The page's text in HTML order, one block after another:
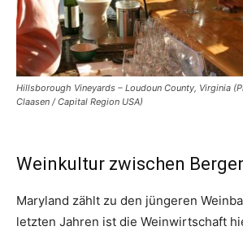
Hillsborough Vineyards – Loudoun County, Virginia
Claasen / Capital Region USA)
Weinkultur zwischen
Maryland zählt zu den jüngeren
letzten Jahren ist die Weinwirtschaft